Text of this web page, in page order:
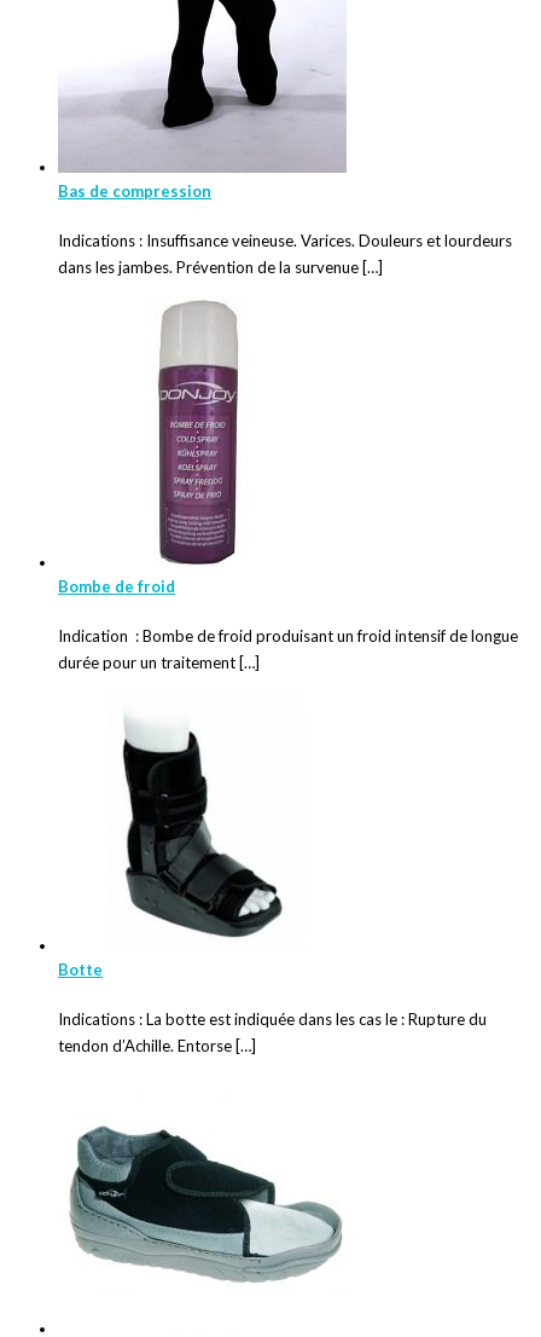
Bas de compression
Indications : Insuffisance veineuse. Varices. Douleurs et lourdeurs
dans les jambes. Prévention de la survenue […]
Bombe de froid
Indication : Bombe de froid produisant un froid intensif de longue
durée pour un traitement […]
Botte
Indications : La botte est indiquée dans les cas le : Rupture du
tendon d’Achille. Entorse […]